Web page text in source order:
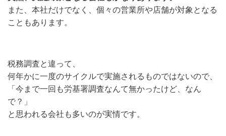
また、本社だけでなく、個々の営業所や店舗が対象となる
こともあります。
税務調査と違って、
何年かに一度のサイクルで実施されるものではないので、
「今まで一回も労基署調査なんて無かったけど、なん
で？」
と思われる会社も多いのが実情です。